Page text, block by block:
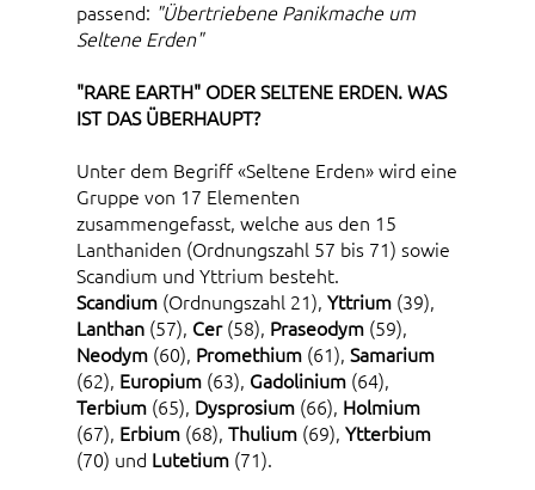
passend: "Übertriebene Panikmache um
Seltene Erden"
"RARE EARTH" ODER SELTENE ERDEN. WAS
IST DAS ÜBERHAUPT?
Unter dem Begriff «Seltene Erden» wird eine
Gruppe von 17 Elementen
zusammengefasst, welche aus den 15
Lanthaniden (Ordnungszahl 57 bis 71) sowie
Scandium und Yttrium besteht.
Scandium (Ordnungszahl 21), Yttrium (39),
Lanthan (57), Cer(58), Praseodym (59),
Neodym (60), Promethium (61), Samarium
(62), Europium (63), Gadolinium (64),
Terbium (65), Dysprosium (66), Holmium
(67), Erbium (68), Thulium (69), Ytterbium
(70) und Lutetium (71).